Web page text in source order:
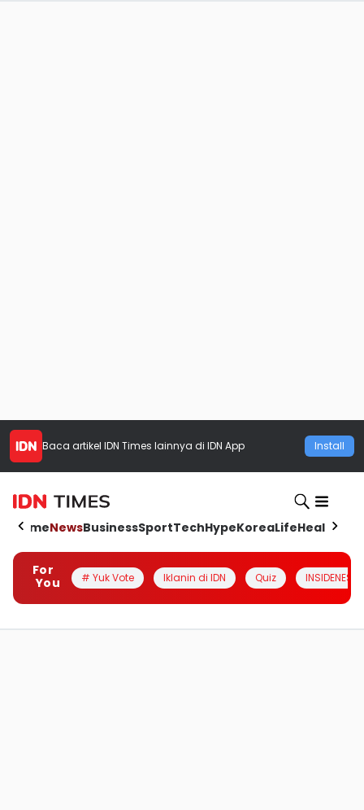
Baca artikel IDN Times lainnya di IDN App Install
HomeNewsBusinessSportTechHypeKoreaLifeHealth
For
You
# Yuk Vote Iklanin di IDN Quiz INSIDENESIA